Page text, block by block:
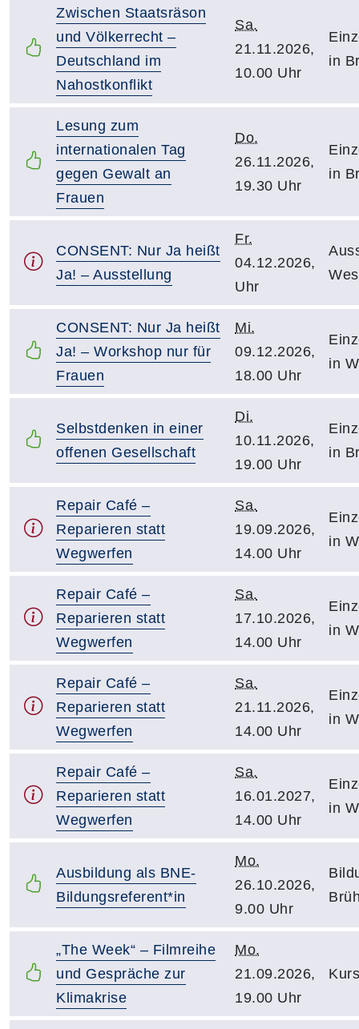
Zwischen Staatsräson
und Völkerrecht –
Deutschland im
Nahostkonflikt
Sa.
21.11.2026,
10.00 Uhr
in
Lesung zum
internationalen Tag
gegen Gewalt an
Frauen
Do.
26.11.2026,
19.30 Uhr
in
CONSENT: Nur Ja heißt
Ja! – Ausstellung
Fr.
04.12.2026,
Uhr
CONSENT: Nur Ja heißt
Ja! – Workshop nur für
Frauen
Mi.
09.12.2026,
18.00 Uhr
in
Selbstdenken in einer
offenen Gesellschaft
Di.
10.11.2026,
19.00 Uhr
in
Repair Café –
Reparieren statt
Wegwerfen
Sa.
19.09.2026,
14.00 Uhr
in
Repair Café –
Reparieren statt
Wegwerfen
Sa.
17.10.2026,
14.00 Uhr
in
Repair Café –
Reparieren statt
Wegwerfen
Sa.
21.11.2026,
14.00 Uhr
in
Repair Café –
Reparieren statt
Wegwerfen
Sa.
16.01.2027,
14.00 Uhr
in
Ausbildung als BNE-
Bildungsreferent*in
Mo.
26.10.2026,
9.00 Uhr
„The Week“ – Filmreihe
und Gespräche zur
Klimakrise
Mo.
21.09.2026,
19.00 Uhr